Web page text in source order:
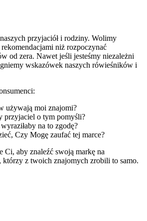
przyjaciół i rodziny. Wolimy
niż rozpoczynać
od zera. Nawet jeśli jesteśmy niezależni
wskazówek naszych rówieśników i
używają moi znajomi?
przyjaciel o tym pomyśli?
na to zgodę?
Czy Mogę zaufać tej marce?
aby znaleźć swoją markę na
którzy z twoich znajomych zrobili to samo.